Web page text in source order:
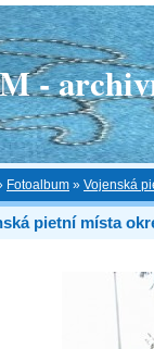
-
Fotoalbum » Vojenská
pietní místa